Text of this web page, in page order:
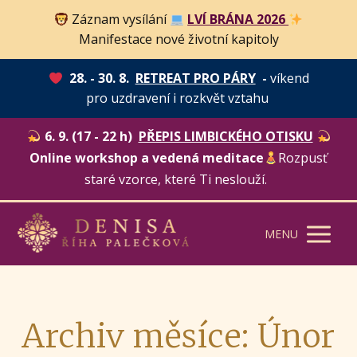
Záznam vysílání
LVÍ BRÁNA 2026
Manifestace nové životní kapitoly
28. - 30. 8. RETREAT PRO PÁRY- víkend
pro uzdravení i rozkvět vztahu
6. 9. (17 - 22 h) PŘEPIS LIMBICKÉHO OTISKU
Online workshop a vedená meditace
Rozpusť
staré vzorce, které Ti neslouží.
MENU
Archiv měsíce: Únor